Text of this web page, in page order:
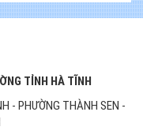
TỈNH HÀ TĨNH
- PHƯỜNG THÀNH SEN -